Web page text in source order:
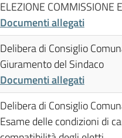
ELEZIONE COMMISSIONE
Documenti allegati
Delibera di Consiglio
Giuramento del Sindaco
Documenti allegati
Delibera di Consiglio
Esame delle condizioni di